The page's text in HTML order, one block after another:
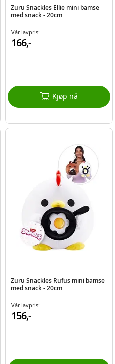
Zuru Snackles Ellie mini bamse
med snack - 20cm
Vår lavpris:
166,-
Kjøp nå
Zuru Snackles Rufus mini bamse
med snack - 20cm
Vår lavpris:
156,-